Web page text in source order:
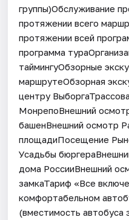
группы)Обслуживание
протяжении всего
протяжении всей
программа
таймингуОбзорные
маршрутеОбзорная
центру
МонрепоВнешний
башенВнешний осмотр
площадиПосещение
Усадьбы
дома РоссииВнешний
замкаТариф «Все
комфортабельном
(вместимость автобуса